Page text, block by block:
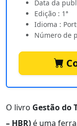
Data da
Edição : 1ª
Idioma :
Número de
O livro Gestão do
– HBR) é uma